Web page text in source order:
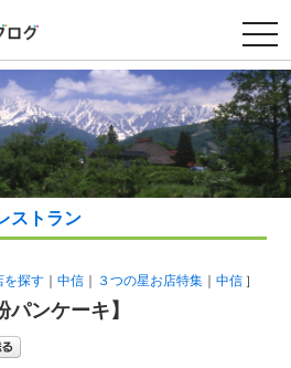
t
o
g
g
l
e
n
a
v
g
i
ストラン
を探す 中信 ３つの星お店特集 中信 ］
ンケーキ】